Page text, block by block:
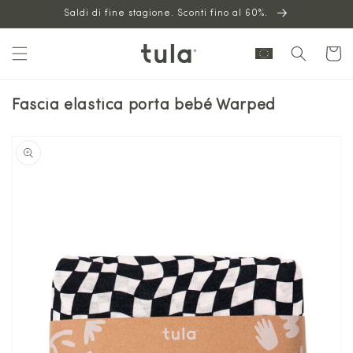
contenuto
Saldi di fine stagione. Sconti fino al 60%.
Carrello
Fascia elastica porta bebé Warped
informazioni